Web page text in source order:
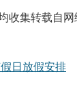
收集转载自网
日放假安排